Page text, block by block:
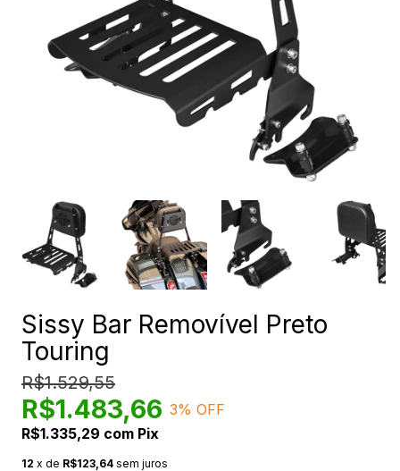
Sissy Bar Removível Preto
Touring
R$1.529,55
R$1.483,66 3% OFF
R$1.335,29 com Pix
12 x de R$123,64 sem juros